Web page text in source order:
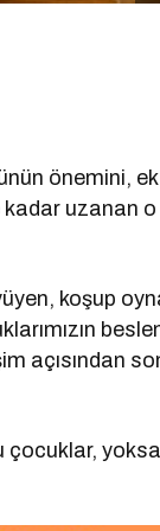
önemini,
uzanan
koşup
açısından
çocuklar,